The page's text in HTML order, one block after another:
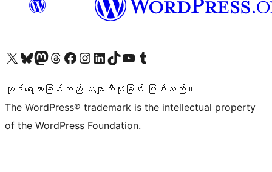
ကျွန်ုပ်တို့၏ X (ယခင် Twitter) အကောင့်သို့ သွားရောက်ကြည့်ရှုပါကျွန်ုပ်တို့၏ Bluesky အကောင့်သို့ ဝင်ရောက်ကြည့်ရှုရန်
ကျွန်ုပ်တို့၏ Mastodon အကောင့်သို့ သွားရောက်ကြည့်ရှုပါကျွန်ုပ်တို့၏ Threads အကောင့်သို့ ဝင်ရောက်ကြည့်ရှုရန်
ကျွန်ုပ်တို့၏ Facebook စာမျက်နှာသို့ သွားရောက်ကြည့်ရှုပါကျွန်ုပ်တို့၏ Instagram အကောင့်သို့ သွားရောက်ကြည့်ရှုပါ ကျွန်ုပ်တို့၏ LinkedIn အကောင့်သို့ သွားရောက်ကြည့်ရှုပါကျွန်ုပ်တို့၏ TikTok အကောင့်သို့ ဝင်ရောက်ကြည့်ရှုရန်
ကျွန်ုပ်တို့၏ YouTube ချန်နယ်သို့ သွားရောက်ကြည့်ရှုပါ ကျွန်ုပ်တို့၏ Tumblr အကောင့်သို့ ဝင်ရောက်ကြည့်ရှုရန်
ကုဒ်ရေးသားခြင်းသည် ကဗျာသီကုံးခြင်း ဖြစ်သည်။
The WordPress® trademark is the intellectual property
of the WordPress Foundation.